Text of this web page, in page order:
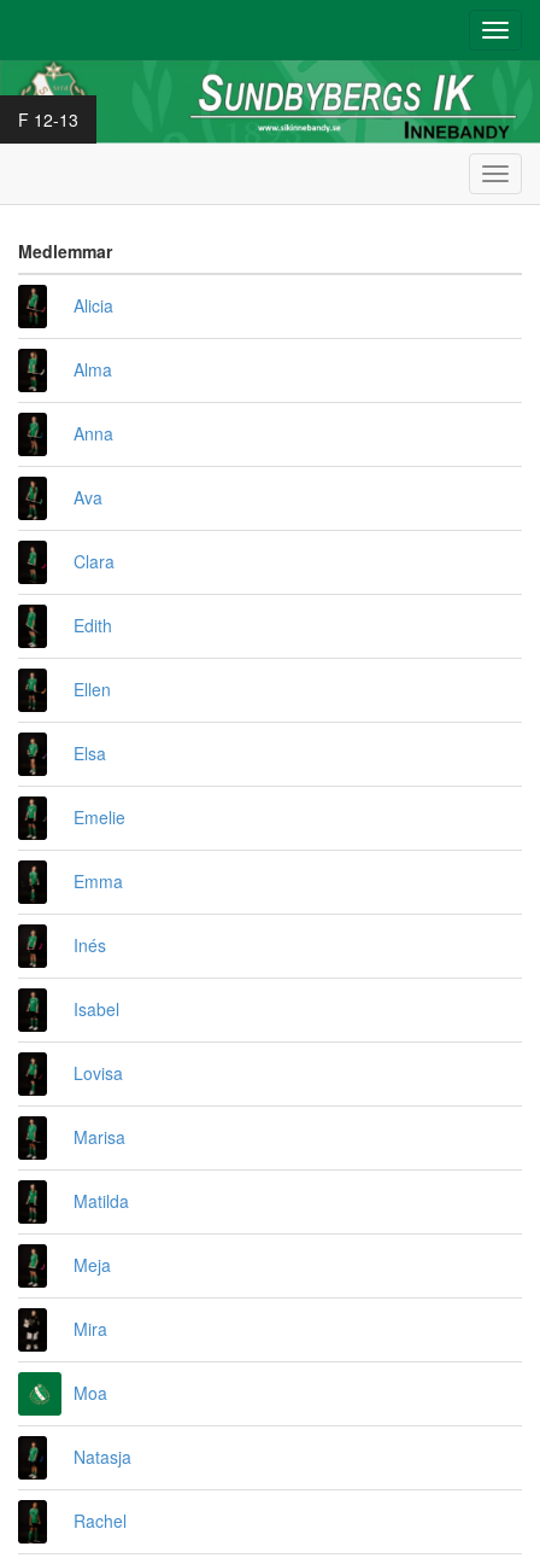
F 12-13
Medlemmar
Alicia
Alma
Anna
Ava
Clara
Edith
Ellen
Elsa
Emelie
Emma
Inés
Isabel
Lovisa
Marisa
Matilda
Meja
Mira
Moa
Natasja
Rachel